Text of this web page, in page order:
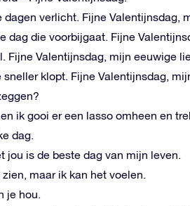
verlicht. Fijne Valentijnsdag,
dag die voorbijgaat. Fijne
Fijne Valentijnsdag, mijn eeuwige
klopt. Fijne Valentijnsdag,
ik gooi er een lasso omheen en
dag.
jou is de beste dag van mijn leven.
maar ik kan het voelen.
je hou.